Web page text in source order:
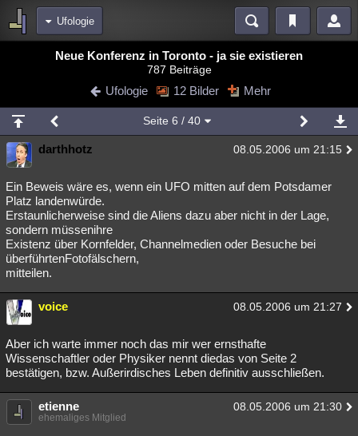
Ufologie
Blogs Videos
Chat Wiki Neuigkeiten
meine Rubriken
Menschen Wissenschaft Mystery Kriminalfälle
Spiritualität Verschwörungen Technologie Ufologie
Natur Umfragen Unterhaltung
weitere Rubriken
Philosophie Träume
Astronomie Helpdesk Gruppen Gaming Filme
Musik
Übersichten
Besucht Teilgenommen Alle Neue Geschlossen
Lesenswert
Neue Konferenz in Toronto - ja sie existieren
787 Beiträge
Ufologie 12 Bilder Mehr
Seite 6 / 40
darthhotz 08.05.2006 um 21:15
Ein Beweis wäre es, wenn ein UFO mitten auf dem Potsdamer
Platz landenwürde.
Erstaunlicherweise sind die Aliens dazu aber nicht in der Lage,
sondern müssenihre
Existenz über Kornfelder, Channelmedien oder Besuche bei
überführtenFotofälschern,
mitteilen.
voice 08.05.2006 um 21:27
Aber ich warte immer noch das mir wer ernsthafte
Wissenschaftler oder Physiker nennt diedas von Seite 2
bestätigen, bzw. Außerirdisches Leben definitiv ausschließen.
etienne 08.05.2006 um 21:30
ehemaliges Mitglied